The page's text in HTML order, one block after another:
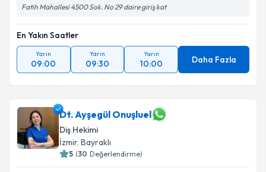
Fatih Mahallesi 4500 Sok. No 29 daire giriş kat
En Yakın Saatler
Yarın
09:00
Yarın
09:30
Yarın
10:00 Daha Fazla
Dt. Ayşegül Onuşluel
Diş Hekimi
İzmir, Bayraklı
5 (30 Değerlendirme)